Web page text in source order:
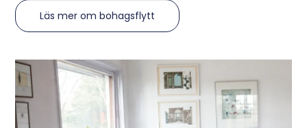
Läs mer om bohagsflytt